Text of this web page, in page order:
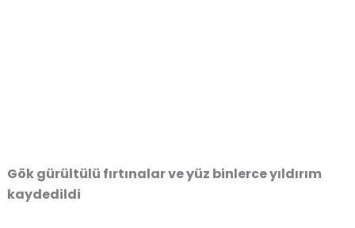
Gök gürültülü fırtınalar ve yüz binlerce yıldırım
kaydedildi